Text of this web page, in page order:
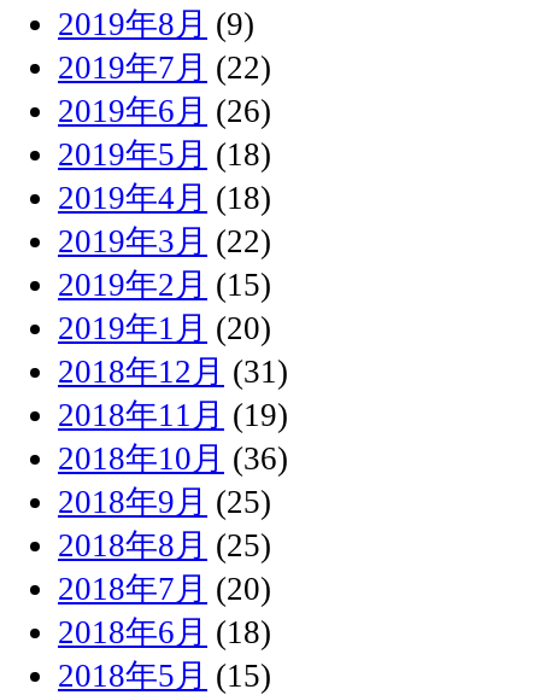
2019年8月 (9)
2019年7月 (22)
2019年6月 (26)
2019年5月 (18)
2019年4月 (18)
2019年3月 (22)
2019年2月 (15)
2019年1月 (20)
2018年12月 (31)
2018年11月 (19)
2018年10月 (36)
2018年9月 (25)
2018年8月 (25)
2018年7月 (20)
2018年6月 (18)
2018年5月 (15)